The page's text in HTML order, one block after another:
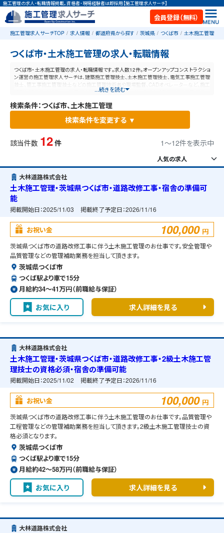
施工管理の求人・転職情報掲載。資格者・現場経験者は即採用【施工管理求人サーチ】
会員登録（無料）
施工管理求人サーチTOP 求人情報 都道府県から探す 茨城県 つくば市 土木施工管理
つくば市・土木施工管理の求人・転職情報
つくば市・土木施工管理の求人・転職情報です。求人数12件。オープンアップコンストラクショ
ン運営の施工管理求人サーチは、建築施工管理技士、土木施工管理技士、電気工事施工管理
技士、管工事施工管理技士などの施工管理技術者や現場監督、CADオペレーターなど、施工
管理と建設業に特化した業界最大規模の求人ポータルサイトです。【毎日更新】業界最高水
...続きを読む
検索条件：つくば市、土木施工管理
検索条件を変更する ▼
該当件数 12 件 1〜12件を表示中
大林道路株式会社
土木施工管理・茨城県つくば市・道路改修工事・宿舎の準備可
能
掲載開始日：2025/11/03 掲載終了予定日：2026/11/16
お祝い金 100,000 円
茨城県つくば市の道路改修工事に伴う土木施工管理のお仕事です。安全管理や
品質管理などの管理補助業務を担当して頂きます。
茨城県つくば市
つくば駅より車で15分
月給約34〜41万円（前職給与保証）
お気に入り 求人詳細を見る
大林道路株式会社
土木施工管理・茨城県つくば市・道路改修工事・2級土木施工管
理技士の資格必須・宿舎の準備可能
掲載開始日：2025/11/02 掲載終了予定日：2026/11/16
お祝い金 100,000 円
茨城県つくば市の道路改修工事に伴う土木施工管理のお仕事です。品質管理や
工程管理などの管理補助業務を担当して頂きます。2級土木施工管理技士の資
格必須となります。
茨城県つくば市
つくば駅より車で15分
月給約42〜58万円（前職給与保証）
お気に入り 求人詳細を見る
大林道路株式会社